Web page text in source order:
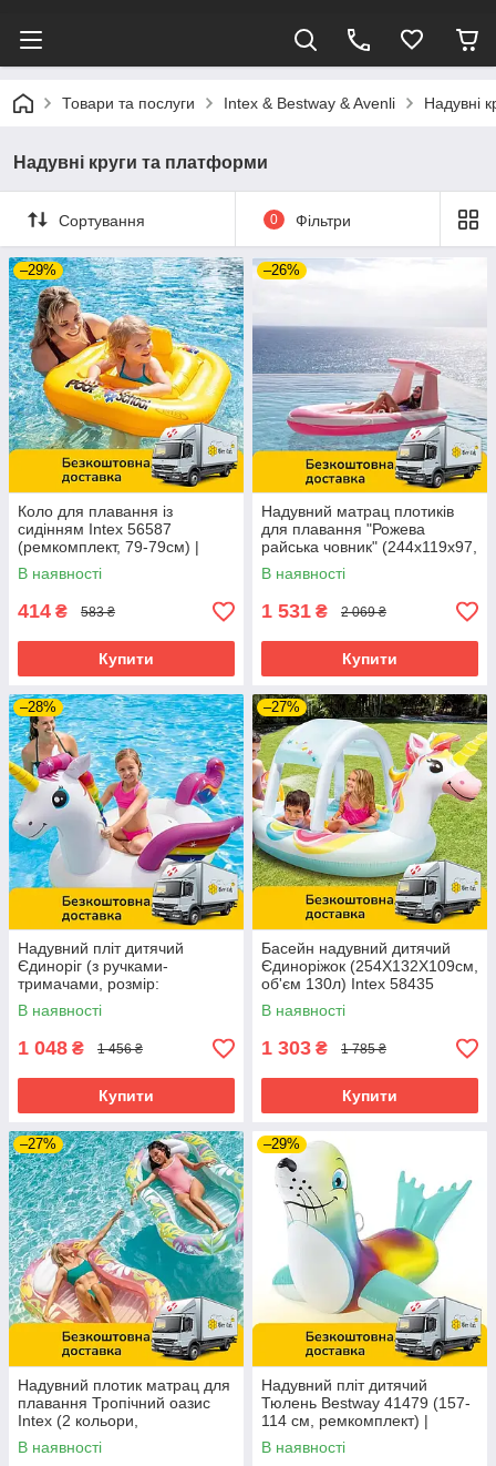
Товари та послуги Intex & Bestway & Avenli Надувні
Надувні круги та платформи
Сортування 0 Фільтри
–29%
Коло для плавання із
сидінням Intex 56587
(ремкомплект, 79-79см) |
Надувна платформа
В наявності
414 ₴ 583 ₴
Купити
–26%
Надувний матрац плотиків
для плавання "Рожева
райська човник" (244x119x97,
вініл) 57804
В наявності
1 531 ₴ 2 069 ₴
Купити
–28%
Надувний пліт дитячий
Єдиноріг (з ручками-
тримачами, розмір:
201х140х97 см,
ремкомплект) 57561
В наявності
1 048 ₴ 1 456 ₴
Купити
–27%
Басейн надувний дитячий
Єдиноріжок (254X132X109см,
об'єм 130л) Intex 58435
В наявності
1 303 ₴ 1 785 ₴
Купити
–27%
Надувний плотик матрац для
плавання Тропічний оазис
Intex (2 кольори,
196х112х23см, підголівник,
навантаження до 100кг)
В наявності
–29%
Надувний пліт дитячий
Тюлень Bestway 41479 (157-
114 см, ремкомплект) |
Надувна платформа
В наявності